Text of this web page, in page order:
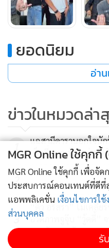
ยอดนิยม
อ่า
ข่าวในหมวดล่า
แฉสามีดารานอกใจนั
เซ็กซี่ ชาวเน็ตแห่ทา
2
3
อวดภาพจูจุ๊บ “วู้ดดี้”
ขาดกันและกัน
MGR Online ใช้คุกกี้
MGR Online ใช้คุกกี้ เพื่อจั
ประสบการณ์คอนเทนต์ที่ดีที่
แอพพลิเคชั่น เงื่อนไขการใ
ส่วนบุคคล
รั